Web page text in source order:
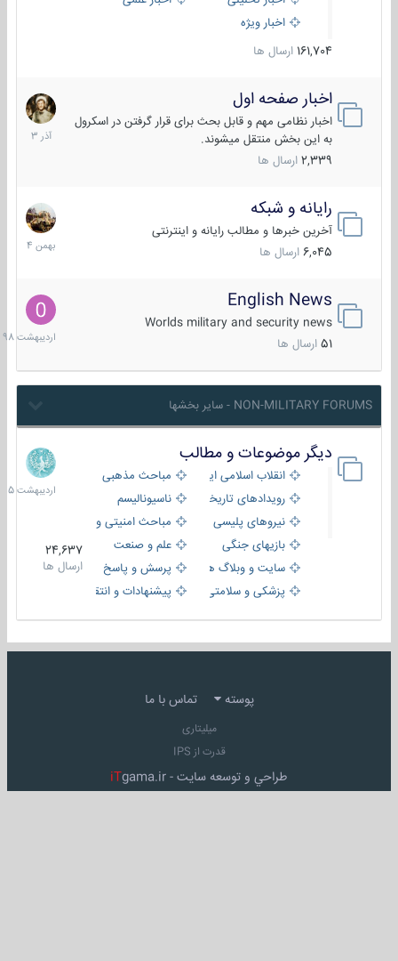
اخبار ویژه
161,704 ارسال ها
اخبار صفحه اول
اخبار نظامی مهم و قابل بحث برای قرار گرفتن در اسکرول
به این بخش منتقل میشوند.
2,339 ارسال ها
7
آذر
1403
رایانه و شبکه
آخرین خبرها و مطالب رایانه و اینترنتی
6,045 ارسال ها
30
بهمن
1404
English News
Worlds military and security news
51 ارسال ها
10
1398
NON-MILITARY FORUMS - سایر بخشها
دیگر موضوعات و مطالب
انقلاب اسلامی ایران
مباحث مذهبی
رویدادهای تاریخی و مذهبیناسیونالیسم
نیروهای پلیسی
مباحث امنیتی و اطلاعاتی
بازیهای جنگی
علم و صنعت
سایت و وبلاگ ها
پرسش و پاسخ
پزشکی و سلامتی
پیشنهادات و انتقادات
24,637
ارسال ها
8
1405
پوسته تماس با ما
میلیتاری
قدرت از IPS
طراحي و توسعه سايت - iTgama.ir